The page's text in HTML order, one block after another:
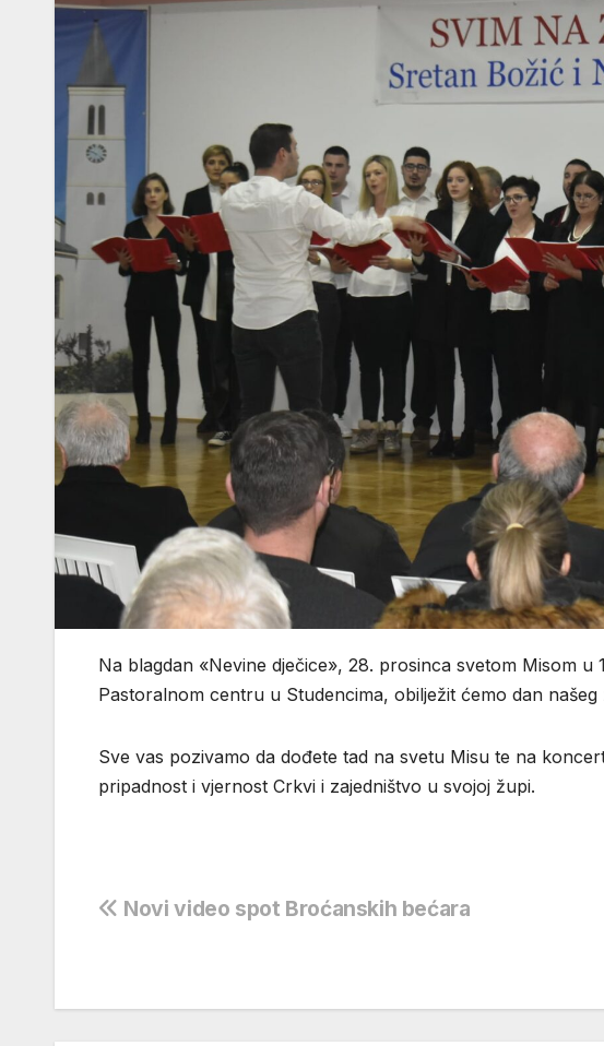
Na blagdan «Nevine dječice», 28. prosinca svetom Misom
Pastoralnom centru u Studencima, obilježit ćemo dan
Sve vas pozivamo da dođete tad na svetu Misu te na
pripadnost i vjernost Crkvi i zajedništvo u svojoj župi.
Navigacija
Novi video spot Broćanskih bećara